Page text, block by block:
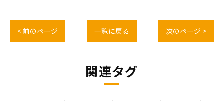
< 前のページ 一覧に戻る 次のページ >
関連タグ